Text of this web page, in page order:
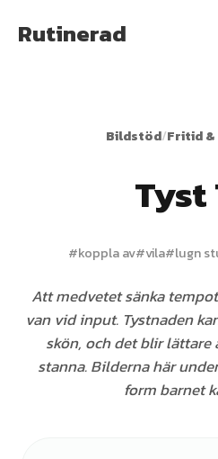
Rutinerad
Bildstöd/Fritid &
Tyst
#koppla av#vila#lugn
Att medvetet sänka
van vid input. Tystnaden
skön, och det blir
stanna. Bilderna här
form barnet